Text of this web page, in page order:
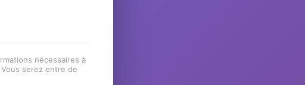
nécessaires à
serez entre de